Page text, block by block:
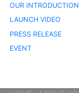
OUR INTRODUCTION
LAUNCH VIDEO
PRESS RELEASE
EVENT